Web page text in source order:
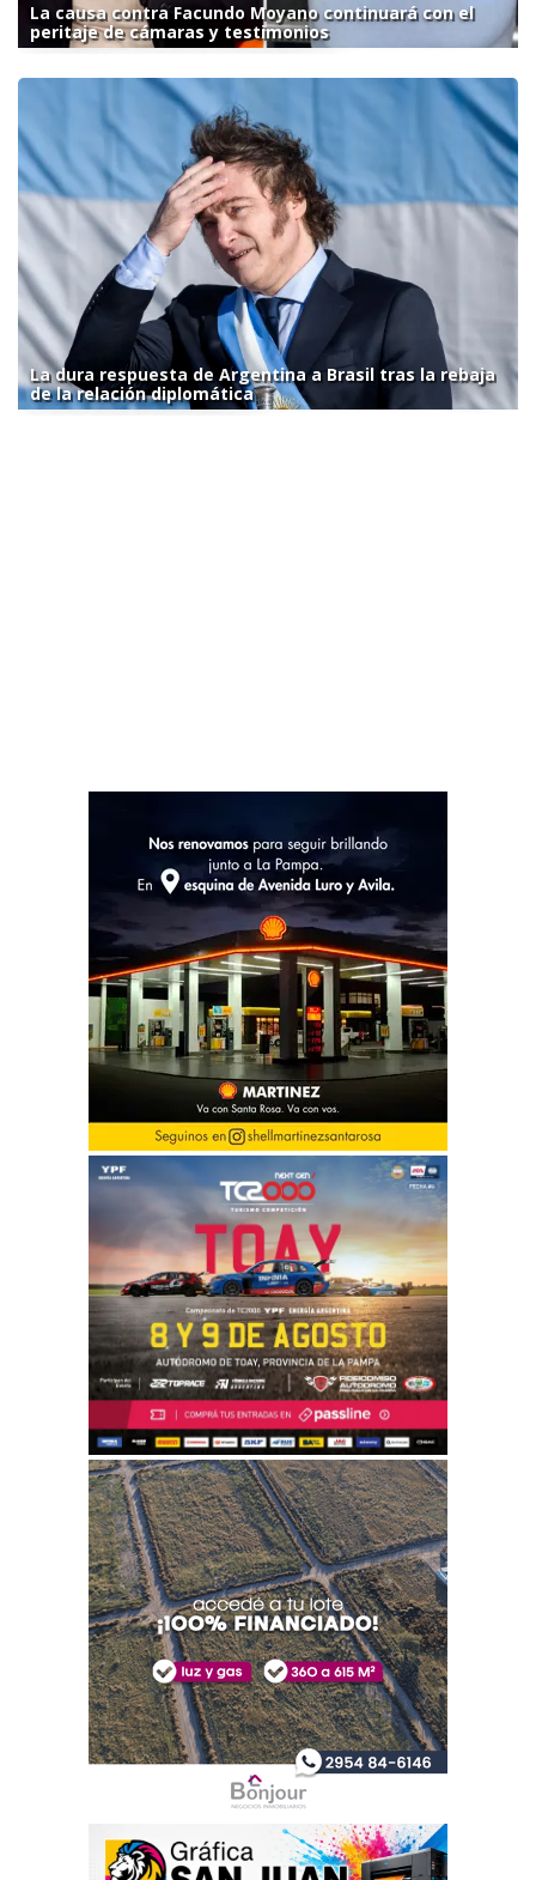
La causa contra Facundo Moyano continuará con el
peritaje de cámaras y testimonios
La dura respuesta de Argentina a Brasil tras la rebaja
de la relación diplomática